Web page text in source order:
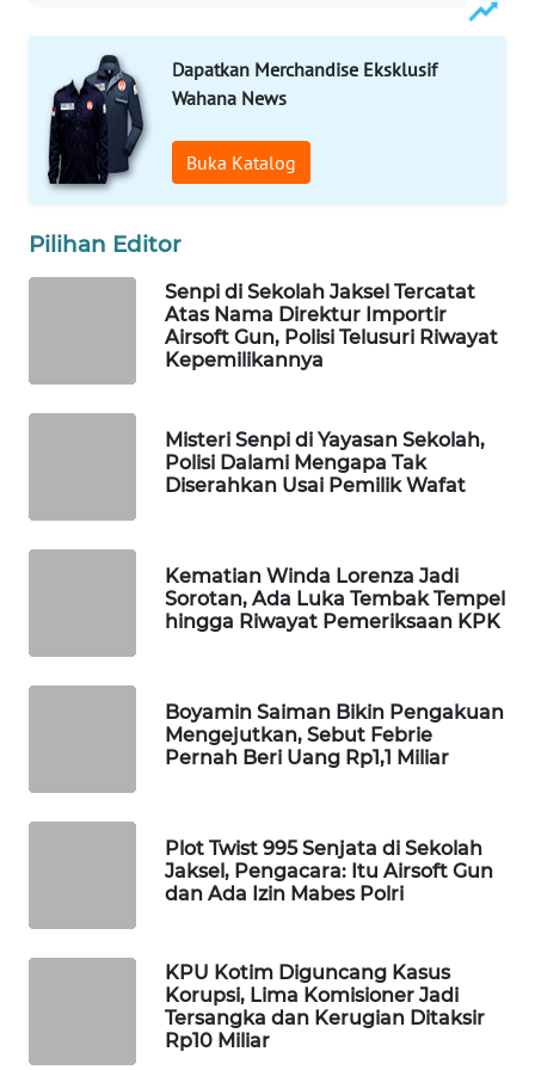
Dapatkan Merchandise Eksklusif
Wahana News
Buka Katalog
Pilihan Editor
Senpi di Sekolah Jaksel Tercatat
Atas Nama Direktur Importir
Airsoft Gun, Polisi Telusuri Riwayat
Kepemilikannya
Misteri Senpi di Yayasan Sekolah,
Polisi Dalami Mengapa Tak
Diserahkan Usai Pemilik Wafat
Kematian Winda Lorenza Jadi
Sorotan, Ada Luka Tembak Tempel
hingga Riwayat Pemeriksaan KPK
Boyamin Saiman Bikin Pengakuan
Mengejutkan, Sebut Febrie
Pernah Beri Uang Rp1,1 Miliar
Plot Twist 995 Senjata di Sekolah
Jaksel, Pengacara: Itu Airsoft Gun
dan Ada Izin Mabes Polri
KPU Kotim Diguncang Kasus
Korupsi, Lima Komisioner Jadi
Tersangka dan Kerugian Ditaksir
Rp10 Miliar
WAHANA
LISTRIK
WAHANA
TRAVEL
TV
WAHANANEWS
CO ID
WAHANA